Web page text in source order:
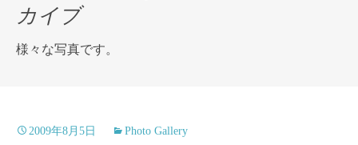
カイブ
様々な写真です。
2009年8月5日 Photo Gallery